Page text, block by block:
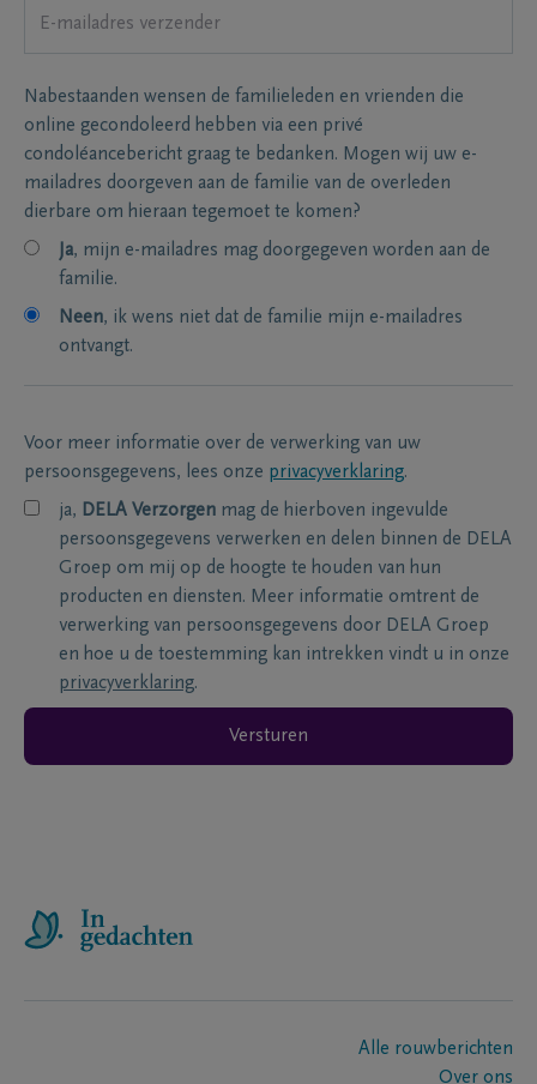
Nabestaanden wensen de familieleden en vrienden die
online gecondoleerd hebben via een privé
condoléancebericht graag te bedanken. Mogen wij uw e-
mailadres doorgeven aan de familie van de overleden
dierbare om hieraan tegemoet te komen?
Ja, mijn e-mailadres mag doorgegeven worden aan de
familie.
Neen, ik wens niet dat de familie mijn e-mailadres
ontvangt.
Voor meer informatie over de verwerking van uw
persoonsgegevens, lees onze privacyverklaring.
ja, DELA Verzorgen mag de hierboven ingevulde
persoonsgegevens verwerken en delen binnen de DELA
Groep om mij op de hoogte te houden van hun
producten en diensten. Meer informatie omtrent de
verwerking van persoonsgegevens door DELA Groep
en hoe u de toestemming kan intrekken vindt u in onze
privacyverklaring.
Versturen
Alle rouwberichten
Over ons